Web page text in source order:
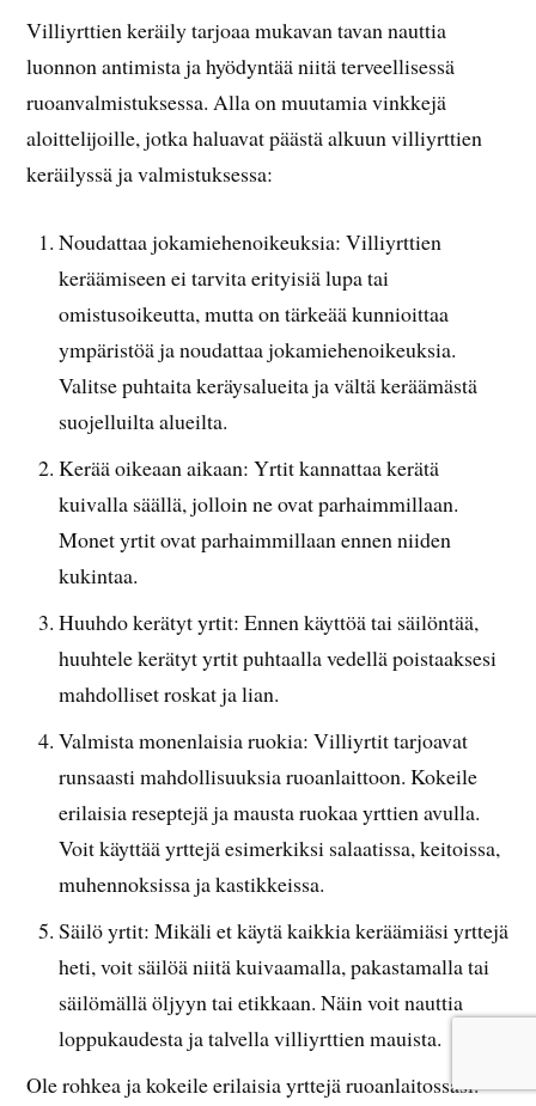
Villiyrttien keräily tarjoaa mukavan tavan nauttia
luonnon antimista ja hyödyntää niitä terveellisessä
ruoanvalmistuksessa. Alla on muutamia vinkkejä
aloittelijoille, jotka haluavat päästä alkuun villiyrttien
keräilyssä ja valmistuksessa:
Noudattaa jokamiehenoikeuksia: Villiyrttien
keräämiseen ei tarvita erityisiä lupa tai
omistusoikeutta, mutta on tärkeää kunnioittaa
ympäristöä ja noudattaa jokamiehenoikeuksia.
Valitse puhtaita keräysalueita ja vältä keräämästä
suojelluilta alueilta.
Kerää oikeaan aikaan: Yrtit kannattaa kerätä
kuivalla säällä, jolloin ne ovat parhaimmillaan.
Monet yrtit ovat parhaimmillaan ennen niiden
kukintaa.
Huuhdo kerätyt yrtit: Ennen käyttöä tai säilöntää,
huuhtele kerätyt yrtit puhtaalla vedellä poistaaksesi
mahdolliset roskat ja lian.
Valmista monenlaisia ruokia: Villiyrtit tarjoavat
runsaasti mahdollisuuksia ruoanlaittoon. Kokeile
erilaisia reseptejä ja mausta ruokaa yrttien avulla.
Voit käyttää yrttejä esimerkiksi salaatissa, keitoissa,
muhennoksissa ja kastikkeissa.
Säilö yrtit: Mikäli et käytä kaikkia keräämiäsi yrttejä
heti, voit säilöä niitä kuivaamalla, pakastamalla tai
säilömällä öljyyn tai etikkaan. Näin voit nauttia
loppukaudesta ja talvella villiyrttien mauista.
Ole rohkea ja kokeile erilaisia yrttejä ruoanlaitossasi.